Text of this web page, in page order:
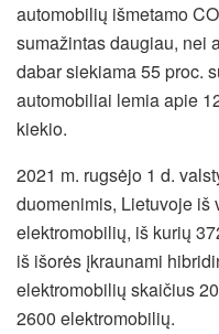
automobilių išmetamo
sumažintas daugiau, nei
dabar siekiama 55 proc.
automobiliai lemia apie
kiekio.
2021 m. rugsėjo 1 d.
duomenimis, Lietuvoje iš
elektromobilių, iš kurių
iš išorės įkraunami
elektromobilių skaičius
2600 elektromobilių.